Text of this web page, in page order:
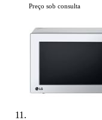
Preço sob consulta